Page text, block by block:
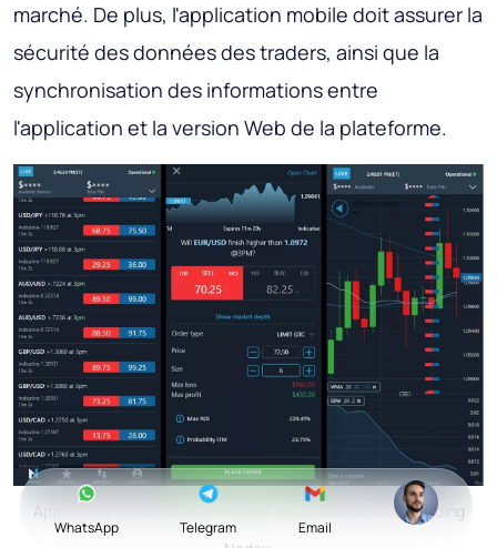
marché. De plus, l'application mobile doit assurer la
sécurité des données des traders, ainsi que la
synchronisation des informations entre
l'application et la version Web de la plateforme.
Apparence de l'application mobile de la plateforme de trading
WhatsApp Telegram Email